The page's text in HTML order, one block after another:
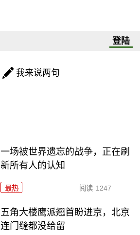
登陆
我来说两句
一场被世界遗忘的战争，正在刷
新所有人的认知
最热 阅读 1247
五角大楼鹰派翘首盼进京，北京
连门缝都没给留